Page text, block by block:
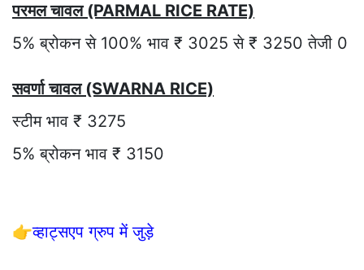
परमल चावल (PARMAL RICE RATE)
5% ब्रोकन से 100% भाव ₹ 3025 से ₹ 3250 तेजी 0
सवर्णा चावल (SWARNA RICE)
स्टीम भाव ₹ 3275
5% ब्रोकन भाव ₹ 3150
👉व्हाट्सएप ग्रुप में जुड़े